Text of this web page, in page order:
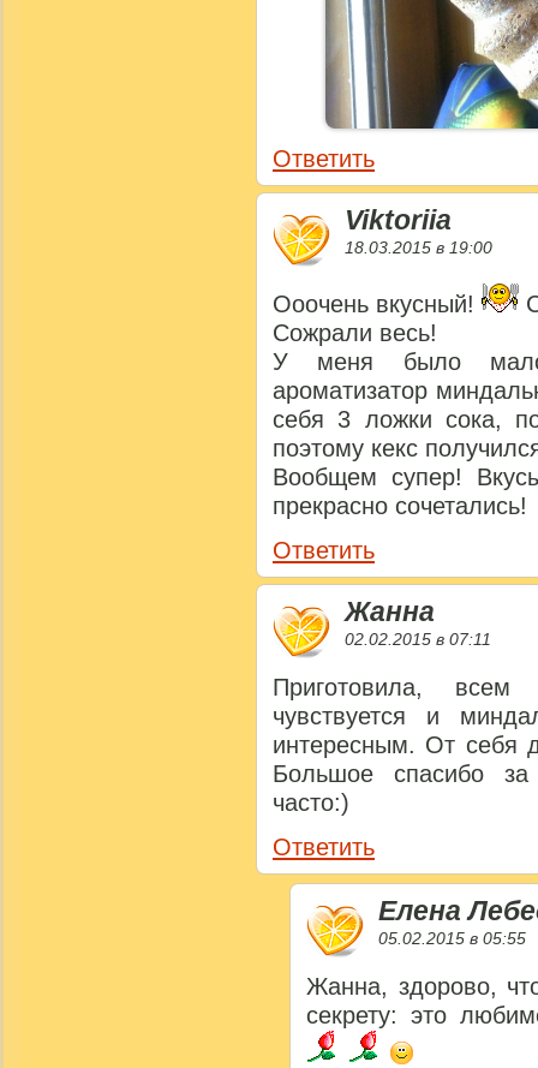
Ответить
Viktoriia
18.03.2015 в 19:00
Ооочень вкусный!
Сожрали весь!
У меня было
ароматизатор
себя 3 ложки сока,
поэтому кекс
Вообщем супер!
прекрасно сочетались!
Ответить
Жанна
02.02.2015 в 07:11
Приготовила, всем
чувствуется и
интересным. От себя
Большое спасибо за
часто:)
Ответить
Елена
05.02.2015 в 05:55
Жанна, здорово,
секрету: это